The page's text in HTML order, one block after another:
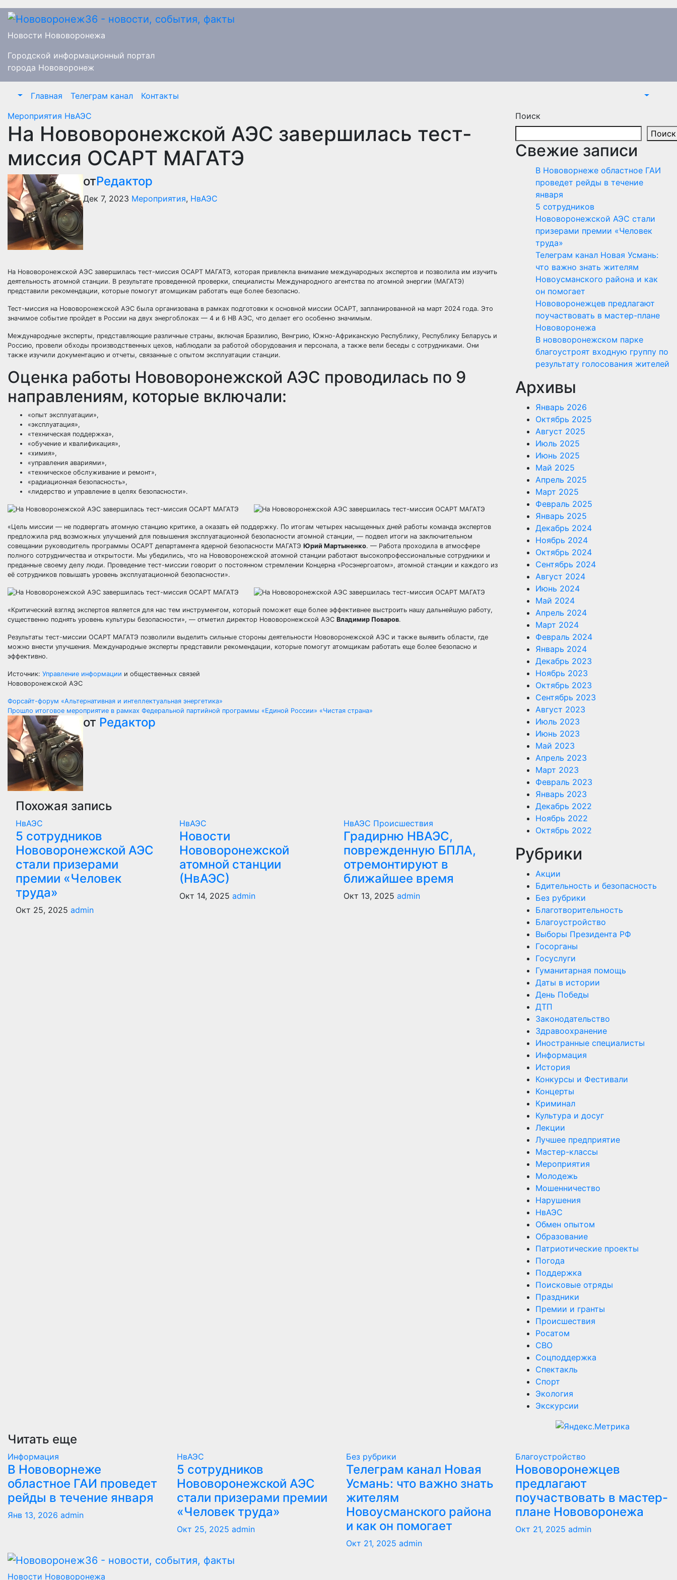
Перейти
содержимому
Новости Нововоронежа
Городской информационный портал
города Нововоронеж
Главная Телеграм канал
Контакты
Мероприятия НвАЭС
На Нововоронежской АЭС завершилась тест-
миссия ОСАРТ МАГАТЭ
отРедактор
Дек 7, 2023 Мероприятия, НвАЭС
На Нововоронежской АЭС завершилась тест-миссия ОСАРТ МАГАТЭ, которая привлекла внимание международных экспертов и позволила им изучить
деятельность атомной станции. В результате проведенной проверки, специалисты Международного агентства по атомной энергии (МАГАТЭ)
представили рекомендации, которые помогут атомщикам работать еще более безопасно.
Тест-миссия на Нововоронежской АЭС была организована в рамках подготовки к основной миссии ОСАРТ, запланированной на март 2024 года. Это
значимое событие пройдет в России на двух энергоблоках — 4 и 6 НВ АЭС, что делает его особенно значимым.
Международные эксперты, представляющие различные страны, включая Бразилию, Венгрию, Южно-Африканскую Республику, Республику Беларусь и
Россию, провели обходы производственных цехов, наблюдали за работой оборудования и персонала, а также вели беседы с сотрудниками. Они
также изучили документацию и отчеты, связанные с опытом эксплуатации станции.
Оценка работы Нововоронежской АЭС проводилась по 9
направлениям, которые включали:
«опыт эксплуатации»,
«эксплуатация»,
«техническая поддержка»,
«обучение и квалификация»,
«химия»,
«управления авариями»,
«техническое обслуживание и ремонт»,
«радиационная безопасность»,
«лидерство и управление в целях безопасности».
«Цель миссии — не подвергать атомную станцию критике, а оказать ей поддержку. По итогам четырех насыщенных дней работы команда экспертов
предложила ряд возможных улучшений для повышения эксплуатационной безопасности атомной станции, — подвел итоги на заключительном
совещании руководитель программы ОСАРТ департамента ядерной безопасности МАГАТЭ Юрий Мартыненко. — Работа проходила в атмосфере
полного сотрудничества и открытости. Мы убедились, что на Нововоронежской атомной станции работают высокопрофессиональные сотрудники и
преданные своему делу люди. Проведение тест-миссии говорит о постоянном стремлении Концерна «Росэнергоатом», атомной станции и каждого из
её сотрудников повышать уровень эксплуатационной безопасности».
«Критический взгляд экспертов является для нас тем инструментом, который поможет еще более эффективнее выстроить нашу дальнейшую работу,
существенно поднять уровень культуры безопасности», — отметил директор Нововоронежской АЭС Владимир Поваров.
Результаты тест-миссии ОСАРТ МАГАТЭ позволили выделить сильные стороны деятельности Нововоронежской АЭС и также выявить области, где
можно внести улучшения. Международные эксперты представили рекомендации, которые помогут атомщикам работать еще более безопасно и
эффективно.
Источник: Управление информации и общественных связей
Нововоронежской АЭС
Навигация
по
записям
Форсайт-форум «Альтернативная и интеллектуальная энергетика»
Прошло итоговое мероприятие в рамках Федеральной партийной программы «Единой России» «Чистая страна»
от Редактор
Похожая запись
НвАЭС
5 сотрудников
Нововоронежской АЭС
стали призерами
премии «Человек
труда»
Окт 25, 2025 admin
НвАЭС
Новости
Нововоронежской
атомной станции
(НвАЭС)
Окт 14, 2025 admin
НвАЭС Происшествия
Градирню НВАЭС,
поврежденную БПЛА,
отремонтируют в
ближайшее время
Окт 13, 2025 admin
Поиск
Поиск
Свежие записи
В Нововорнеже областное ГАИ
проведет рейды в течение
января
5 сотрудников
Нововоронежской АЭС стали
призерами премии «Человек
труда»
Телеграм канал Новая Усмань:
что важно знать жителям
Новоусманского района и как
он помогает
Нововоронежцев предлагают
поучаствовать в мастер-плане
Нововоронежа
В нововоронежском парке
благоустроят входную группу по
результату голосования жителей
Архивы
Январь 2026
Октябрь 2025
Август 2025
Июль 2025
Июнь 2025
Май 2025
Апрель 2025
Март 2025
Февраль 2025
Январь 2025
Декабрь 2024
Ноябрь 2024
Октябрь 2024
Сентябрь 2024
Август 2024
Июнь 2024
Май 2024
Апрель 2024
Март 2024
Февраль 2024
Январь 2024
Декабрь 2023
Ноябрь 2023
Октябрь 2023
Сентябрь 2023
Август 2023
Июль 2023
Июнь 2023
Май 2023
Апрель 2023
Март 2023
Февраль 2023
Январь 2023
Декабрь 2022
Ноябрь 2022
Октябрь 2022
Рубрики
Акции
Бдительность и безопасность
Без рубрики
Благотворительность
Благоустройство
Выборы Президента РФ
Госорганы
Госуслуги
Гуманитарная помощь
Даты в истории
День Победы
ДТП
Законодательство
Здравоохранение
Иностранные специалисты
Информация
История
Конкурсы и Фестивали
Концерты
Криминал
Культура и досуг
Лекции
Лучшее предприятие
Мастер-классы
Мероприятия
Молодежь
Мошенничество
Нарушения
НвАЭС
Обмен опытом
Образование
Патриотические проекты
Погода
Поддержка
Поисковые отряды
Праздники
Премии и гранты
Происшествия
Росатом
СВО
Соцподдержка
Спектакль
Спорт
Экология
Экскурсии
Читать еще
Информация
В Нововорнеже
областное ГАИ проведет
рейды в течение января
Янв 13, 2026 admin
НвАЭС
5 сотрудников
Нововоронежской АЭС
стали призерами премии
«Человек труда»
Окт 25, 2025 admin
Без рубрики
Телеграм канал Новая
Усмань: что важно знать
жителям
Новоусманского района
и как он помогает
Окт 21, 2025 admin
Благоустройство
Нововоронежцев
предлагают
поучаствовать в мастер-
плане Нововоронежа
Окт 21, 2025 admin
Новости Нововоронежа